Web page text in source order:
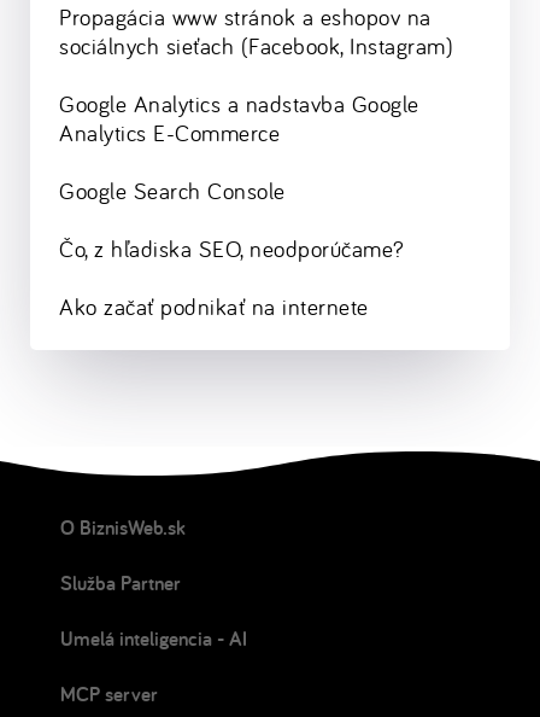
Propagácia www stránok a eshopov na
sociálnych sieťach (Facebook, Instagram)
Google Analytics a nadstavba Google
Analytics E-Commerce
Google Search Console
Čo, z hľadiska SEO, neodporúčame?
Ako začať podnikať na internete
O BiznisWeb.sk
Služba Partner
Umelá inteligencia - AI
MCP server